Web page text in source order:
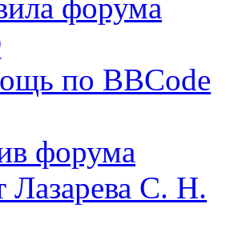
форума
по BBCode
форума
Лазарева С. Н.